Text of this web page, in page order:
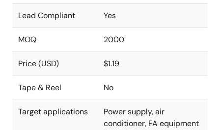
Lead Compliant Yes
MOQ 2000
Price (USD) $1.19
Tape & Reel No
Target applications
Power supply, air
conditioner, FA equipment